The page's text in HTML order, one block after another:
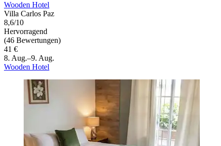
Wooden Hotel
Villa Carlos Paz
8,6/10
Hervorragend
(46 Bewertungen)
41 €
8. Aug.–9. Aug.
Wooden Hotel